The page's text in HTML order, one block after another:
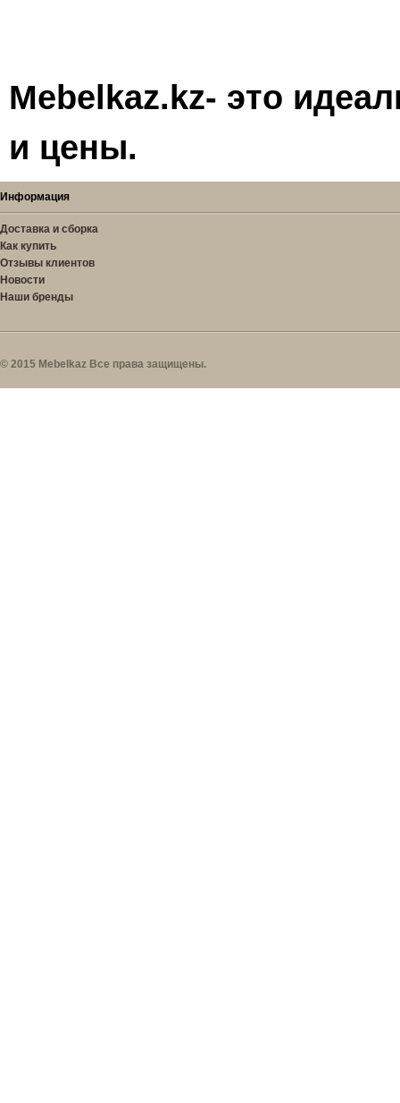
Mebelkaz.kz- это
и цены.
Информация
Доставка и сборка
Как купить
Отзывы клиентов
Новости
Наши бренды
© 2015 Mebelkaz Все права защищены.